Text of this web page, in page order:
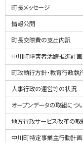
ュ
ー
町長メッセージ
情報公開
町長交際費の支出内訳
中川町障害者活躍推進計画
町政執行方針・教育行政執
人事行政の運営等の状況
オープンデータの取組につ
地方行政サービス改革の
中川町特定事業主行動計画